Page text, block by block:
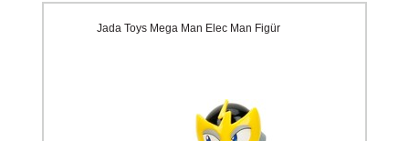
Jada Toys Mega Man Elec Man Figür